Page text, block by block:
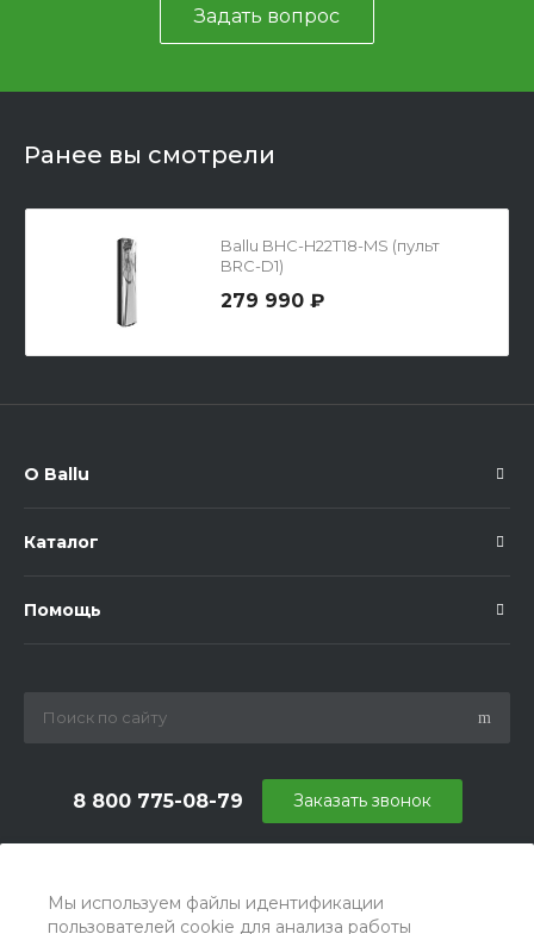
Мы используем файлы идентификации
пользователей cookie для анализа работы
Задать вопрос
Ранее вы смотрели
Ballu BHC-H22T18-MS (пульт
BRC-D1)
279 990 ₽
О Ballu
Каталог
Помощь
8 800 775-08-79
г. Москва, БЦ Вятский, ул. Вятская д.70, офис 715
Заказать звонок